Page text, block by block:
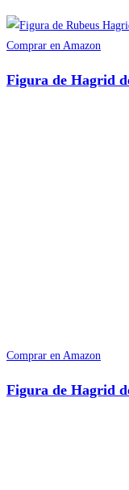
Comprar en Amazon
Figura de Hagrid
Comprar en Amazon
Figura de Hagrid